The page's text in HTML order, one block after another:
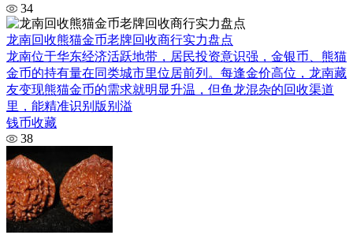
34
龙南回收熊猫金币老牌回收商行实力盘点
龙南位于华东经济活跃地带，居民投资意识强，金银币、熊猫
金币的持有量在同类城市里位居前列。每逢金价高位，龙南藏
友变现熊猫金币的需求就明显升温，但鱼龙混杂的回收渠道
里，能精准识别版别溢
钱币收藏
38